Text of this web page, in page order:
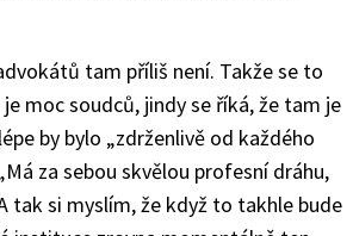
tam příliš není. Takže se to
moc soudců, jindy se říká, že tam je
by bylo „zdrženlivě od každého
za sebou skvělou profesní dráhu,
tak si myslím, že když to takhle bude